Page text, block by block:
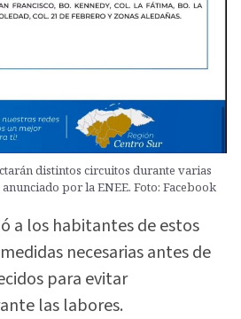
distintos circuitos durante varias
por la ENEE. Foto: Facebook
a los habitantes de estos
necesarias antes de
para evitar
las labores.